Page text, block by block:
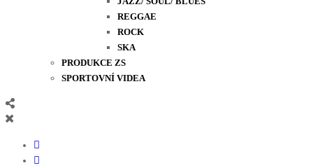
REGGAE
ROCK
SKA
PRODUKCE ZS
SPORTOVNÍ VIDEA